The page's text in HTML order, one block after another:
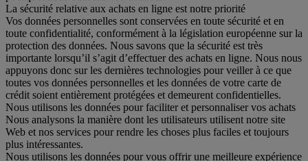
La sécurité relative aux achats en ligne est notre priorité
Vos données personnelles sont conservées en toute sécurité et en
toute confidentialité, conformément à la législation européenne sur la
protection des données. Nous savons que la sécurité est très
importante lorsqu’il s’agit d’effectuer des achats en ligne. Nous nous
appuyons donc sur les dernières technologies pour veiller à ce que
toutes vos données personnelles et les données de votre carte de
crédit soient entièrement protégées et demeurent confidentielles.
Nous utilisons les données pour faciliter et personnaliser vos achats
Nous analysons la manière dont les utilisateurs utilisent notre site
Web et nos services pour rendre les choses plus faciles et toujours
plus intéressantes.
Nous utilisons les données pour vous offrir une meilleure expérience